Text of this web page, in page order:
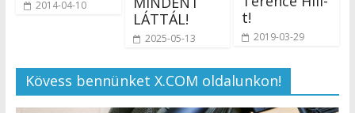
2014-04-10
LÁTTÁL!
2025-05-13
t!
2019-03-29
Kövess bennünket X.COM oldalunkon!